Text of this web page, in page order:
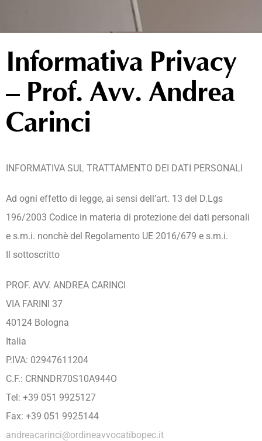
Informativa Privacy
– Prof. Avv. Andrea
Carinci
INFORMATIVA SUL TRATTAMENTO DEI DATI PERSONALI
Ad ogni effetto di legge, ai sensi dell’art. 13 del D.Lgs
196/2003 Codice in materia di protezione dei dati personali
e s.m.i. nonchè del Regolamento UE 2016/679 e s.m.i.
Il sottoscritto
PROF. AVV. ANDREA CARINCI
VIA FARINI 37
40124 Bologna
Italia
P.IVA: 02947611204
C.F.: CRNNDR70S10A944O
Tel: +39 051 9925127
Fax: +39 051 9925144
andreacarinci@ordineavvocatibopec.it